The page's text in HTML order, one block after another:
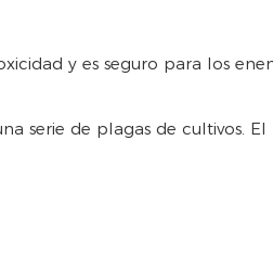
y es seguro para los
serie de plagas de cultivos.